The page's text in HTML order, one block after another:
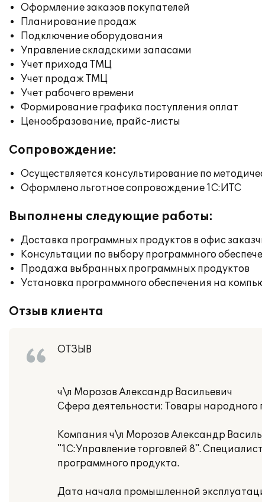
Оформление заказов покупателей
Планирование продаж
Подключение оборудования
Управление складскими запасами
Учет прихода ТМЦ
Учет продаж ТМЦ
Учет рабочего времени
Формирование графика поступления оплат
Ценообразование, прайс-листы
Сопровождение:
Осуществляется консультирование по
Оформлено льготное сопровождение 1С:ИТС
Выполнены следующие работы:
Доставка программных продуктов в офис
Консультации по выбору программного
Продажа выбранных программных продуктов
Установка программного обеспечения на
Отзыв клиента
ОТЗЫВ
ч\л Морозов Александр Васильевич
Сфера деятельности: Товары народного
Компания ч\л Морозов Александр
"1C:Управление торговлей 8".
программного продукта.
Дата начала промышленной